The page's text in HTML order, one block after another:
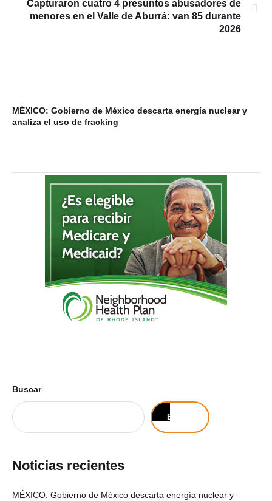
Capturaron cuatro 4 presuntos abusadores de
menores en el Valle de Aburrá: van 85 durante
2026
MÉXICO: Gobierno de México descarta energía nuclear y
analiza el uso de fracking
Buscar
Buscar
Noticias recientes
MÉXICO: Gobierno de México descarta energía nuclear y